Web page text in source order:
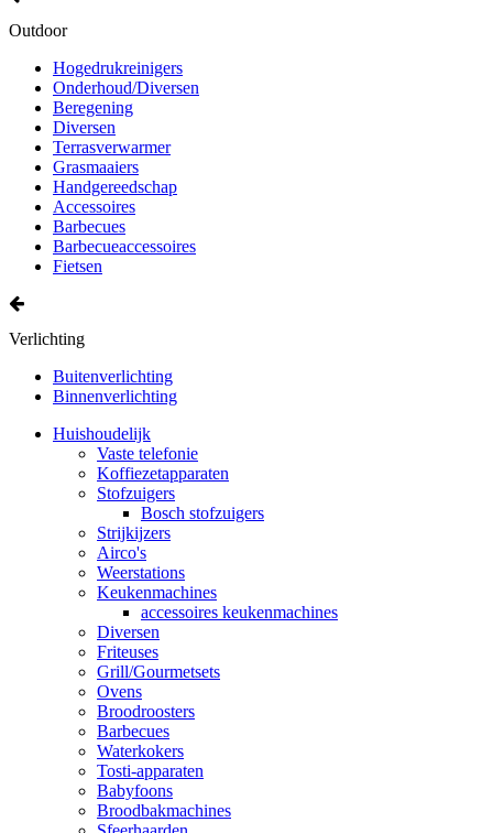
Outdoor
Hogedrukreinigers
Onderhoud/Diversen
Beregening
Diversen
Terrasverwarmer
Grasmaaiers
Handgereedschap
Accessoires
Barbecues
Barbecueaccessoires
Fietsen
Verlichting
Buitenverlichting
Binnenverlichting
Huishoudelijk
Vaste telefonie
Koffiezetapparaten
Stofzuigers
Bosch stofzuigers
Strijkijzers
Airco's
Weerstations
Keukenmachines
accessoires keukenmachines
Diversen
Friteuses
Grill/Gourmetsets
Ovens
Broodroosters
Barbecues
Waterkokers
Tosti-apparaten
Babyfoons
Broodbakmachines